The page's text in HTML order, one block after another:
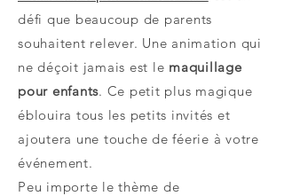
défi que beaucoup de parents
souhaitent relever. Une animation qui
ne déçoit jamais est le maquillage
pour enfants. Ce petit plus magique
éblouira tous les petits invités et
ajoutera une touche de féerie à votre
événement.
Peu importe le thème de